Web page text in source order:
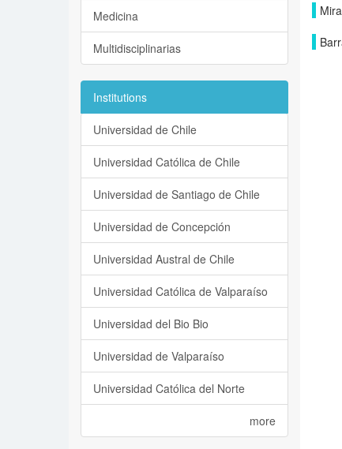
Medicina
Multidisciplinarias
Institutions
Universidad de Chile
Universidad Católica de Chile
Universidad de Santiago de Chile
Universidad de Concepción
Universidad Austral de Chile
Universidad Católica de Valparaíso
Universidad del Bio Bio
Universidad de Valparaíso
Universidad Católica del Norte
more